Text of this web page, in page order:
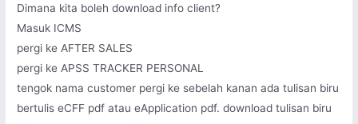
Dimana kita boleh download info client?
Masuk ICMS
pergi ke AFTER SALES
pergi ke APSS TRACKER PERSONAL
tengok nama customer pergi ke sebelah kanan ada tulisan biru
bertulis eCFF pdf atau eApplication pdf. download tulisan biru